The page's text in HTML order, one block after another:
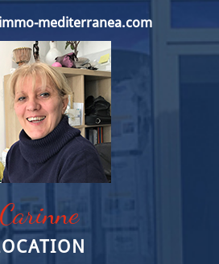
mediterranea.com
Carinne